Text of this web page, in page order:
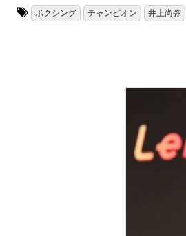
ボクシング チャンピオン 井上尚弥